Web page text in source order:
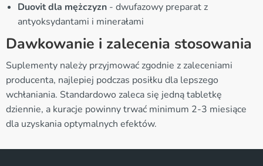
Duovit dla mężczyzn - dwufazowy preparat z
antyoksydantami i minerałami
Dawkowanie i zalecenia stosowania
Suplementy należy przyjmować zgodnie z zaleceniami
producenta, najlepiej podczas posiłku dla lepszego
wchłaniania. Standardowo zaleca się jedną tabletkę
dziennie, a kuracje powinny trwać minimum 2-3 miesiące
dla uzyskania optymalnych efektów.